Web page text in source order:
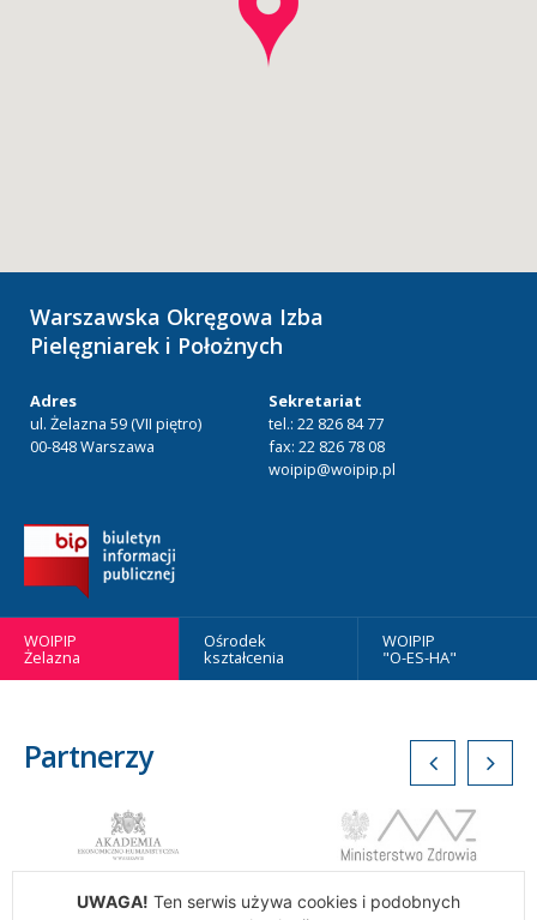
Warszawska Okręgowa Izba
Pielęgniarek i Położnych
Adres
ul. Żelazna 59 (VII piętro)
00-848 Warszawa
Sekretariat
tel.: 22 826 84 77
fax: 22 826 78 08
woipip@woipip.pl
WOIPIP
Żelazna
Ośrodek
kształcenia
WOIPIP
"O-ES-HA"
Partnerzy
UWAGA! Ten serwis używa cookies i podobnych